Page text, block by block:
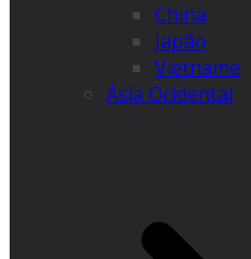
China
Japão
Vietname
Ásia Ocidental